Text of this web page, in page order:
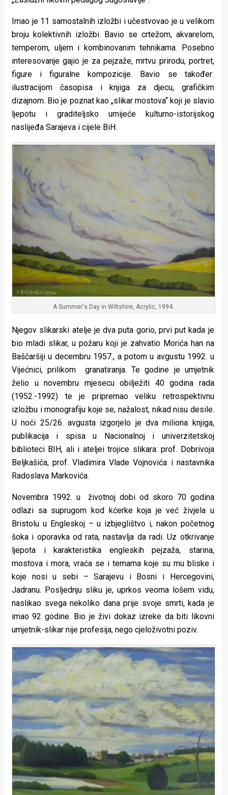
Imao je 11 samostalnih izložbi i učestvovao je u velikom
broju kolektivnih izložbi. Bavio se crtežom, akvarelom,
temperom, uljem i kombinovanim tehnikama. Posebno
interesovanje gajio je za pejzaže, mrtvu prirodu, portret,
figure i figuralne kompozicije. Bavio se također
ilustracijom časopisa i knjiga za djecu, grafičkim
dizajnom. Bio je poznat kao „slikar mostova“ koji je slavio
ljepotu i graditeljsko umijeće kulturno-istorijskog
naslijeđa Sarajeva i cijele BiH.
A Summer's Day in Wiltshire, Acrylic, 1994.
Njegov slikarski atelje je dva puta gorio, prvi put kada je
bio mladi slikar, u požaru koji je zahvatio Morića han na
Baščaršiji u decembru 1957., a potom u avgustu 1992. u
Vijećnici, prilikom granatiranja. Te godine je umjetnik
želio u novembru mjesecu obilježiti 40 godina rada
(1952.-1992) te je pripremao veliku retrospektivnu
izložbu i monografiju koje se, nažalost, nikad nisu desile.
U noći 25/26. avgusta izgorjelo je dva miliona knjiga,
publikacija i spisa u Nacionalnoj i univerzitetskoj
biblioteci BIH, ali i ateljei trojice slikara: prof. Dobrivoja
Beljkašića, prof. Vladimira Vlade Vojnovića i nastavnika
Radoslava Markovića.
Novembra 1992. u životnoj dobi od skoro 70 godina
odlazi sa suprugom kod kćerke koja je već živjela u
Bristolu u Engleskoj – u izbjeglištvo i, nakon početnog
šoka i oporavka od rata, nastavlja da radi. Uz otkrivanje
ljepota i karakteristika engleskih pejzaža, starina,
mostova i mora, vraća se i temama koje su mu bliske i
koje nosi u sebi – Sarajevu i Bosni i Hercegovini,
Jadranu. Posljednju sliku je, uprkos veoma lošem vidu,
naslikao svega nekoliko dana prije svoje smrti, kada je
imao 92 godine. Bio je živi dokaz izreke da biti likovni
umjetnik-slikar nije profesija, nego cjeloživotni poziv.